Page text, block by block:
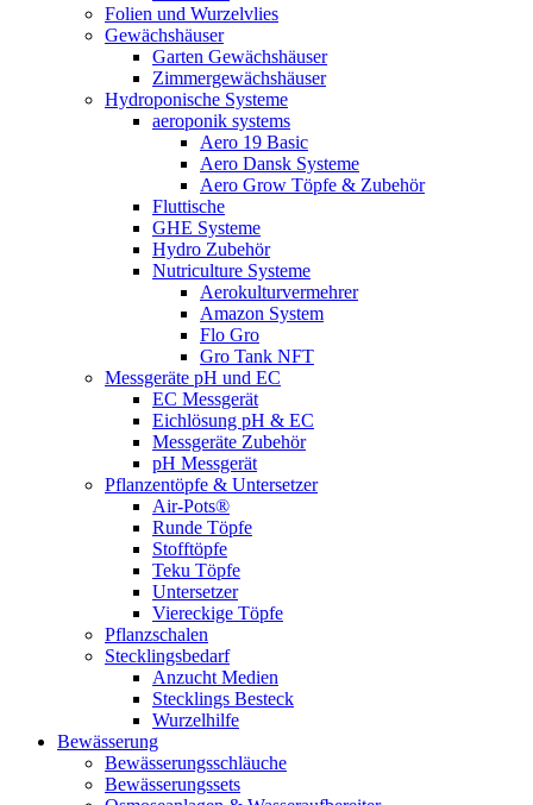
Folien und Wurzelvlies
Gewächshäuser
Garten Gewächshäuser
Zimmergewächshäuser
Hydroponische Systeme
aeroponik systems
Aero 19 Basic
Aero Dansk Systeme
Aero Grow Töpfe & Zubehör
Fluttische
GHE Systeme
Hydro Zubehör
Nutriculture Systeme
Aerokulturvermehrer
Amazon System
Flo Gro
Gro Tank NFT
Messgeräte pH und EC
EC Messgerät
Eichlösung pH & EC
Messgeräte Zubehör
pH Messgerät
Pflanzentöpfe & Untersetzer
Air-Pots®
Runde Töpfe
Stofftöpfe
Teku Töpfe
Untersetzer
Viereckige Töpfe
Pflanzschalen
Stecklingsbedarf
Anzucht Medien
Stecklings Besteck
Wurzelhilfe
Bewässerung
Bewässerungsschläuche
Bewässerungssets